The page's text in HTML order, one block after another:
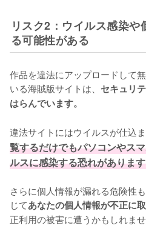
リスク2：ウイルス感染
る可能性がある
作品を違法にアップロードして
いる海賊版サイトは、 セキュリ
はらんでいます。
違法サイトにはウイルスが仕込
覧するだけでもパソコンやス
ルスに感染する恐れがありま
さらに個人情報が漏れる危険性
じてあなたの個人情報が不正に
正利用の被害に遭うかもしれませ